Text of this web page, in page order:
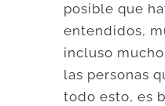
posible que
entendidos,
incluso
las personas
todo esto, es